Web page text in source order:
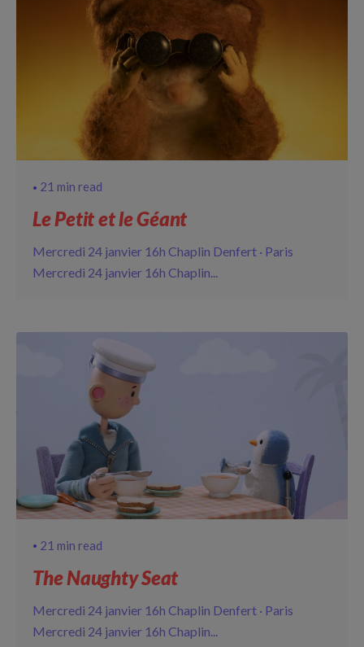
21 min read
Le Petit et le Géant
Mercredi 24 janvier 16h Chaplin Denfert · Paris
Mercredi 24 janvier 16h Chaplin...
21 min read
The Naughty Seat
Mercredi 24 janvier 16h Chaplin Denfert · Paris
Mercredi 24 janvier 16h Chaplin...